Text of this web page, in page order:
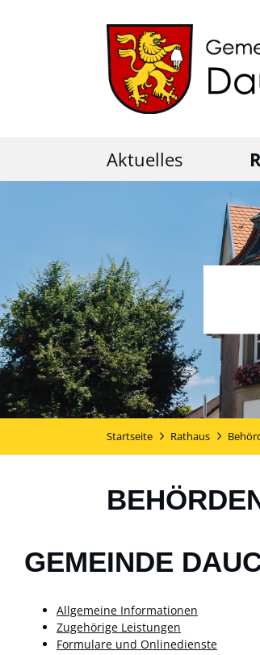
Aktuelles
Startseite Rathaus
GEMEINDE
Allgemeine Informationen
Zugehörige Leistungen
Formulare und Onlinedienste